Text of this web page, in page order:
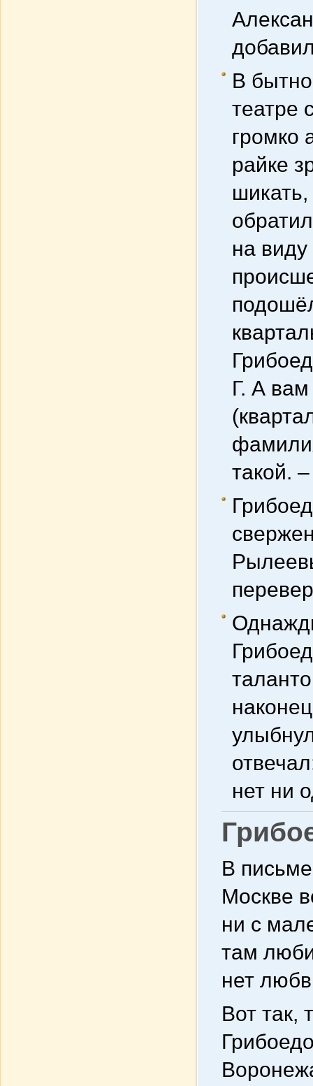
В
театре
громко
райке
на
Г. А
такой.
нет ни
В
Москве
ни с
там
нет
Вот так,